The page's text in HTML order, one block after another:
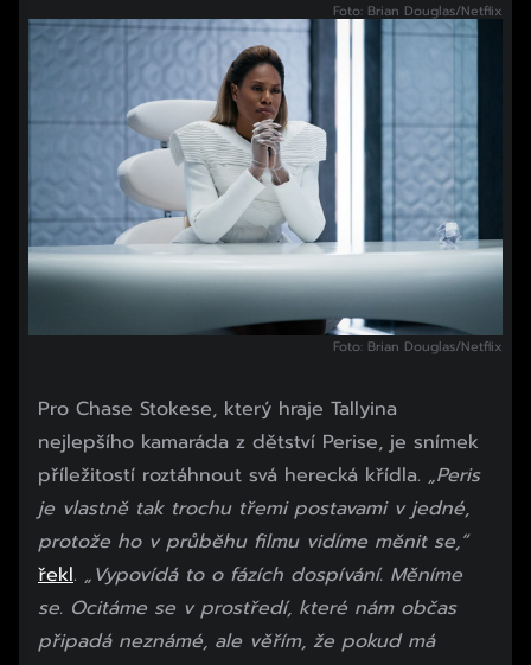
Foto: Brian Douglas/Netflix
Foto: Brian Douglas/Netflix
Pro Chase Stokese, který hraje Tallyina
nejlepšího kamaráda z dětství Perise, je snímek
příležitostí roztáhnout svá herecká křídla. „Peris
je vlastně tak trochu třemi postavami v jedné,
protože ho v průběhu filmu vidíme měnit se,“
řekl. „Vypovídá to o fázích dospívání. Měníme
se. Ocitáme se v prostředí, které nám občas
připadá neznámé, ale věřím, že pokud má